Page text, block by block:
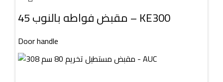
مقبض فواطه بالنوب 45 – KE300
Door handle